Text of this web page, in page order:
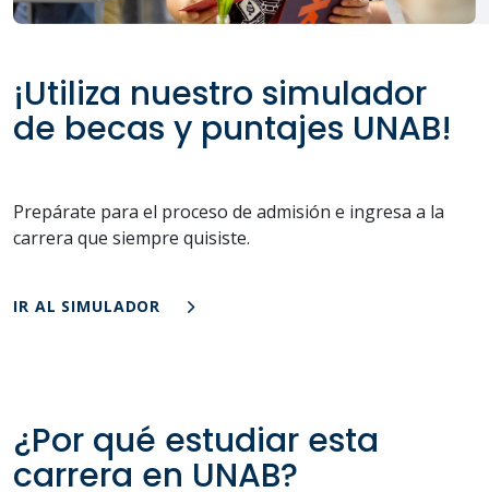
¡Utiliza nuestro simulador
de becas y puntajes UNAB!
Prepárate para el proceso de admisión e ingresa a la
carrera que siempre quisiste.
IR AL SIMULADOR
¿Por qué estudiar esta
carrera en UNAB?